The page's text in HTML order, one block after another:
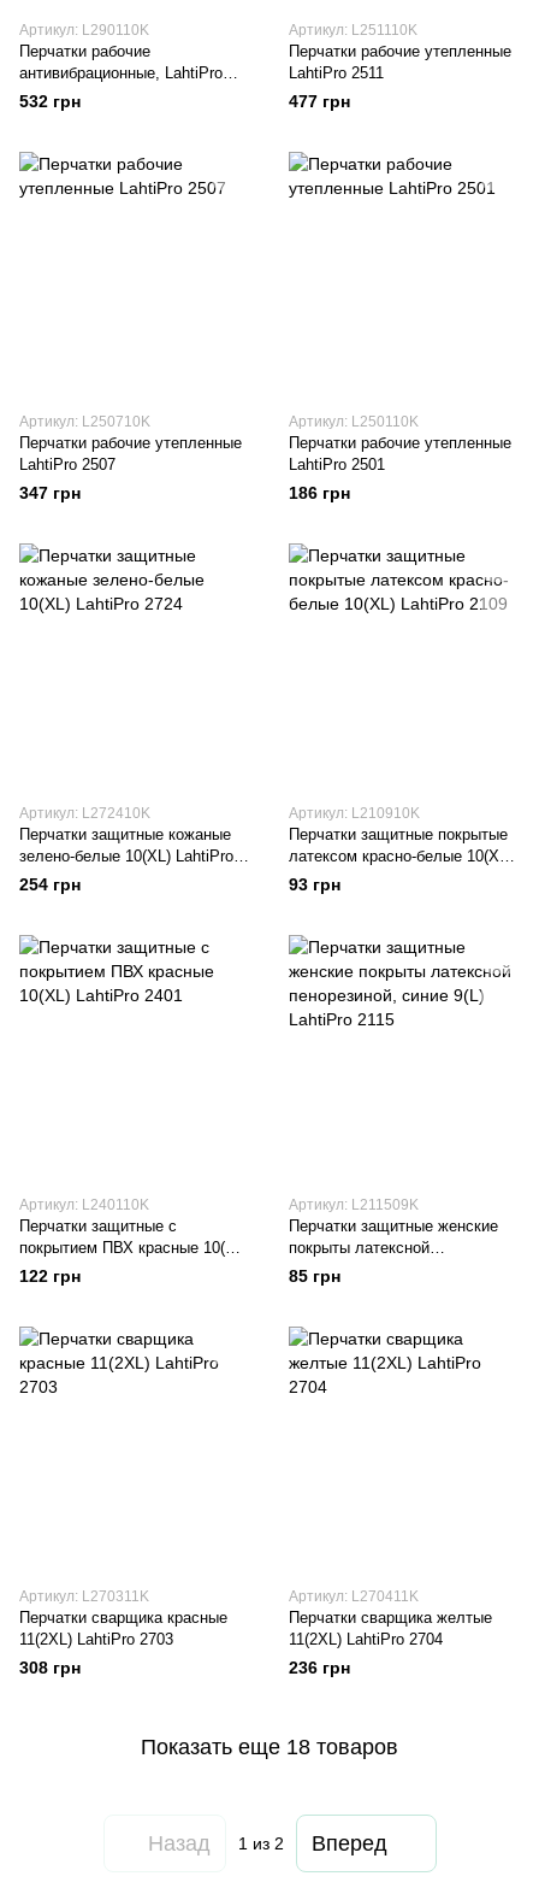
Артикул: L290110K
Перчатки рабочие
антивибрационные, LahtiPro
2901
532 грн
Артикул: L251110K
Перчатки рабочие утепленные
LahtiPro 2511
477 грн
Артикул: L250710K
Перчатки рабочие утепленные
LahtiPro 2507
347 грн
Артикул: L250110K
Перчатки рабочие утепленные
LahtiPro 2501
186 грн
Артикул: L272410K
Перчатки защитные кожаные
зелено-белые 10(XL) LahtiPro
2724
254 грн
Артикул: L210910K
Перчатки защитные покрытые
латексом красно-белые 10(XL)
LahtiPro 2109
93 грн
Артикул: L240110K
Перчатки защитные с
покрытием ПВХ красные 10(XL)
LahtiPro 2401
122 грн
Артикул: L211509K
Перчатки защитные женские
покрыты латексной
пенорезиной, синие 9(L)
LahtiPro 2115
85 грн
Артикул: L270311K
Перчатки сварщика красные
11(2XL) LahtiPro 2703
308 грн
Артикул: L270411K
Перчатки сварщика желтые
11(2XL) LahtiPro 2704
236 грн
Показать еще 18 товаров
Назад 1 из 2 Вперед